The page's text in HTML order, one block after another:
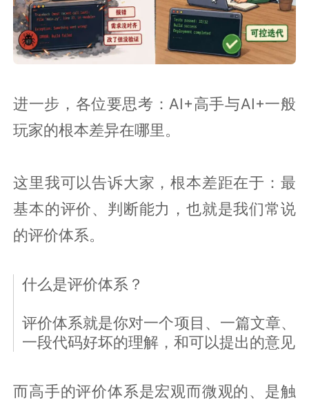
进一步，各位要思考：AI+高手与AI+一般
玩家的根本差异在哪里。
这里我可以告诉大家，根本差距在于：最
基本的评价、判断能力，也就是我们常说
的评价体系。
什么是评价体系？
评价体系就是你对一个项目、一篇文章、
一段代码好坏的理解，和可以提出的意见
而高手的评价体系是宏观而微观的、是触